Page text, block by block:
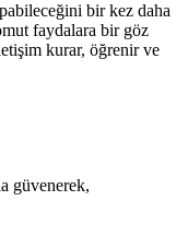
bir kez daha
faydalara bir göz
kurar, öğrenir ve
güvenerek,